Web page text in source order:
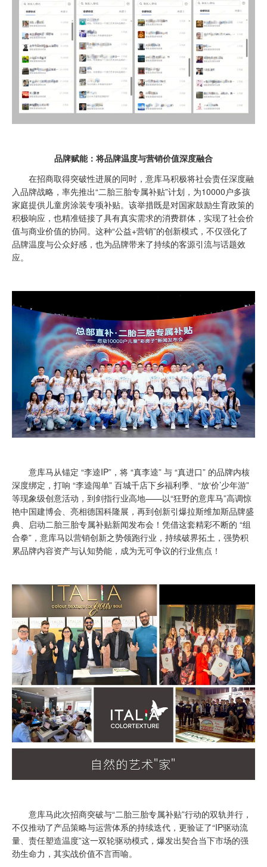
品牌赋能：将品牌温度与营销价值深度融合
在招商取得突破性进展的同时，意库马积极将社会责任深度融
入品牌战略，率先推出“二胎三胎专属补贴”计划，为10000户多孩
家庭提供儿童房涂装专项补贴。该举措既是对国家鼓励生育政策的
积极响应，也精准链接了具有真实需求的消费群体，实现了社会价
值与商业价值的协同。这种“公益+营销”的创新模式，不仅强化了
品牌温度与公众好感，也为品牌带来了持续的客源引流与话题效
应。
意库马从锚定 “李逵IP”，将 “真李逵” 与 “真进口” 的品牌内核
深度绑定，打响 “李逵闯单” 百城千店下乡福利季、“放‘价’少年游”
等现象级创意活动，到剑指行业高地——以“狂野的意库马”高调惊
艳中国建博会、亮相德国科隆展，再到创新引爆拉斯维加斯品牌盛
典、启动二胎三胎专属补贴新闻发布会！凭借这套精彩不断的 “组
合拳”，意库马以营销创新之势领跑行业，持续破界拓土，强势积
累品牌内容资产与认知势能，成为无可争议的行业焦点！
意库马此次招商突破与“二胎三胎专属补贴”行动的双轨并行，
不仅推动了产品策略与运营体系的持续迭代，更验证了“IP驱动流
量、责任塑造温度”这一双轮驱动模式，爆发出契合当下市场的强
劲生命力，其实战价值不言而喻。